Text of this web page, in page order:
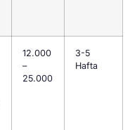
12.000
–
25.000
3-5
Hafta